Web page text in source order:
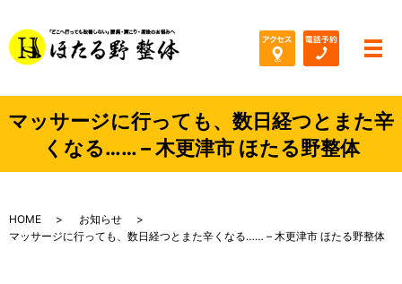
メ
マッサージに行っても、数日経つとまた辛
くなる…… – 木更津市 ほたる野整体
HOME
お知らせ
マッサージに行っても、数日経つとまた辛くなる…… – 木更津市 ほたる野整体